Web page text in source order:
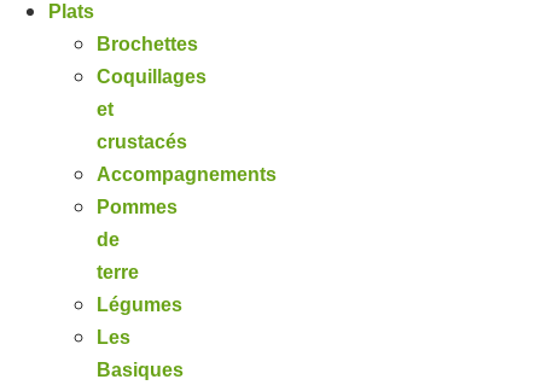
Plats
Brochettes
Coquillages
et
crustacés
Accompagnements
Pommes
de
terre
Légumes
Les
Basiques